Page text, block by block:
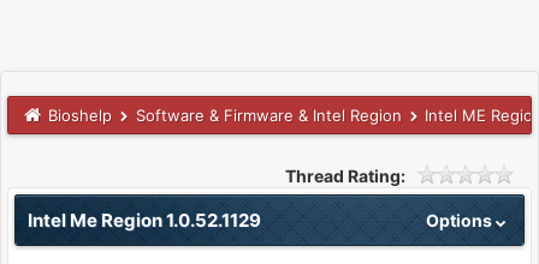
Bioshelp Software & Firmware & Intel Region Intel ME
Thread Rating:
Options
Intel Me Region 1.0.52.1129